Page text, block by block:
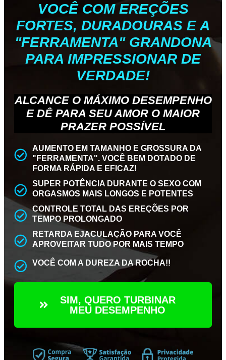
VOCÊ COM EREÇÕES
FORTES, DURADOURAS E A
"FERRAMENTA" GRANDONA
PARA IMPRESSIONAR DE
VERDADE!
ALCANCE O MÁXIMO DESEMPENHO
E DÊ PARA SEU AMOR O MAIOR
PRAZER POSSÍVEL
AUMENTO EM TAMANHO E GROSSURA DA
"FERRAMENTA". VOCÊ BEM DOTADO DE
FORMA RÁPIDA E EFICAZ!
SUPER POTÊNCIA DURANTE O SEXO COM
ORGASMOS MAIS LONGOS E POTENTES
CONTROLE TOTAL DAS EREÇÕES POR
TEMPO PROLONGADO
RETARDA EJACULAÇÃO PARA VOCÊ
APROVEITAR TUDO POR MAIS TEMPO
VOCÊ COM A DUREZA DA ROCHA!!
SIM, QUERO TURBINAR
MEU DESEMPENHO